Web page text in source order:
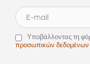
Υποβάλλοντας τη
προσωπικών δεδομένων